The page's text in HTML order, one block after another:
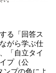
る「回答ス
がら学ぶ仕
「自立タイ
プ（公